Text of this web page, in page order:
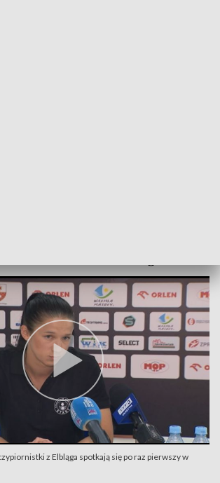
z Elbląga spotkają się po raz pierwszy w